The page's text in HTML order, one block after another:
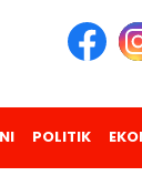
POLITIK